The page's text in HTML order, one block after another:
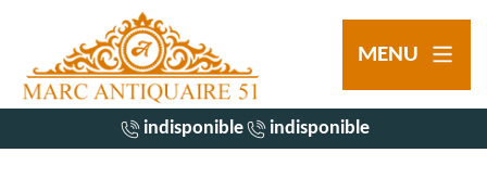
MENU
indisponible indisponible